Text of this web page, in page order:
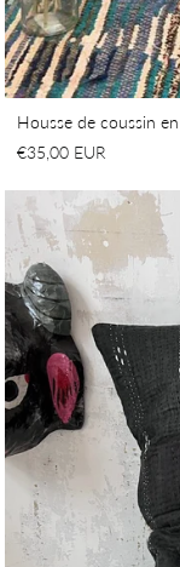
Housse de coussin
€35,00 EUR